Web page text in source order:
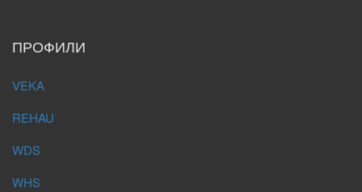
ПРОФИЛИ
VEKA
REHAU
WDS
WHS